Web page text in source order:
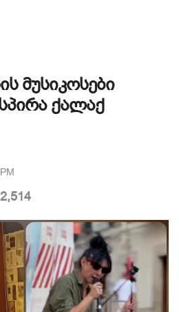
მუსიკოსები
ქალაქ
2,514